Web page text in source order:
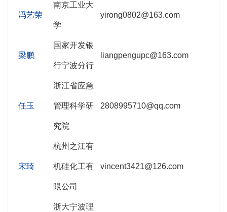
冯艺荣
南京工业大
学
yirong0802@163.com
梁鹏
国家开发银
行宁波分行
liangpengupc@163.com
任玉
浙江省应急
管理科学研
究院
2808995710@qq.com
宋琦
杭州之江有
机硅化工有
限公司
vincent3421@126.com
浙大宁波理